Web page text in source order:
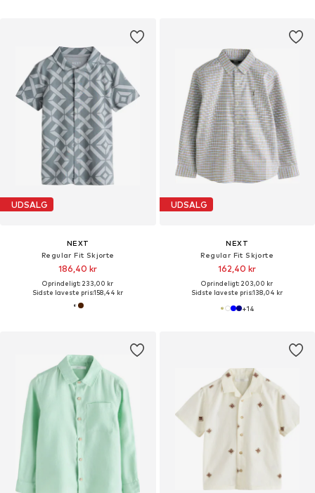
UDSALG
NEXT
Regular Fit Skjorte
186,40 kr
Oprindeligt: 233,00 kr
Sidste laveste pris:158,44 kr
UDSALG
NEXT
Regular Fit Skjorte
162,40 kr
Oprindeligt: 203,00 kr
Sidste laveste pris:138,04 kr
+14